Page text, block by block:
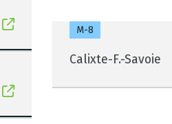
M-8
Calixte-F.-Savoie